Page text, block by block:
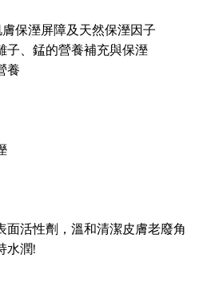
保溼屏障及天然保溼因子
子、錳的營養補充與保溼
養
活性劑，溫和清潔皮膚老廢角
水潤!